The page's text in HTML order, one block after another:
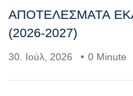
ΑΠΟΤΕΛΕΣΜΑΤΑ
(2026-2027)
30. Ιούλ, 2026 0 Minute